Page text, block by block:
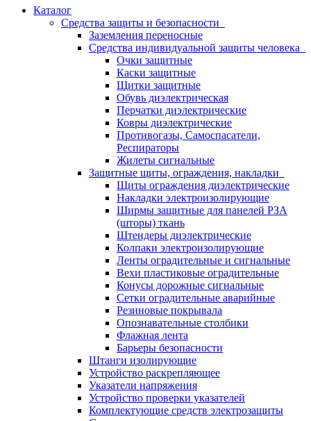
Каталог
Средства защиты и безопасности
Заземления переносные
Средства индивидуальной защиты человека
Очки защитные
Каски защитные
Щитки защитные
Обувь диэлектрическая
Перчатки диэлектрические
Ковры диэлектрические
Противогазы, Самоспасатели,
Респираторы
Жилеты сигнальные
Защитные щиты, ограждения, накладки
Щиты ограждения диэлектрические
Накладки электроизолирующие
Ширмы защитные для панелей РЗА
(шторы) ткань
Штендеры диэлектрические
Колпаки электроизолирующие
Ленты оградительные и сигнальные
Вехи пластиковые оградительные
Конусы дорожные сигнальные
Сетки оградительные аварийные
Резиновые покрывала
Опознавательные столбики
Флажная лента
Барьеры безопасности
Штанги изолирующие
Устройство раскрепляющее
Указатели напряжения
Устройство проверки указателей
Комплектующие средств электрозащиты